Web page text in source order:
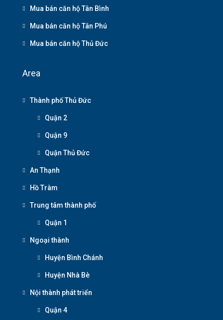
Mua bán căn hộ Tân Bình
Mua bán căn hộ Tân Phú
Mua bán căn hộ Thủ Đức
Area
Thành phố Thủ Đức
Quận 2
Quận 9
Quận Thủ Đức
An Thạnh
Hồ Tràm
Trung tâm thành phố
Quận 1
Ngoại thành
Huyện Bình Chánh
Huyện Nhà Bè
Nội thành phát triển
Quận 4